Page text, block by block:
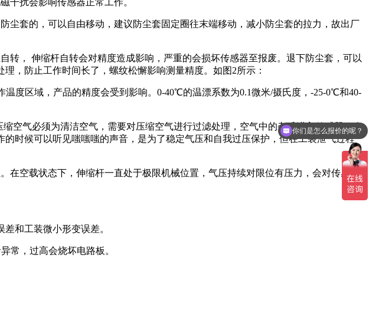
尘套的，可以自由移动，建议防尘套固定圈往末端移动，减小防尘套的拉力，故出厂
， 伸缩杆自转会对精度造成影响，严重的会损坏传感器至报废。退下防尘套，可以
，防止工作时间长了，螺纹松懈影响测量精度。如图2所示：
度区域，产品的精度会受到影响。0-40℃的温漂系数为0.1微米/摄氏度，-25-0℃和40-
空气必须为清洁空气，需要对压缩空气进行过滤处理，空气中的杂质进入传感器，会
时候可以听见嗤嗤嗤的声音，是为了稳定气压和自我过压保护，但在工装泄气过程
在空载状态下，伸缩杆一直处于极限机械位置，气压持续对限位有压力，会对传感器
和工装微小形变误差。
常，过高会烧坏电路板。
我想了解一下位移传感器
你们是怎么报价的呢？